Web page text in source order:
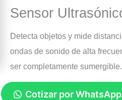
Sensor
Detecta objetos y mide
ondas de sonido de alta
ser completamente sumergible.
Cotizar por WhatsApp